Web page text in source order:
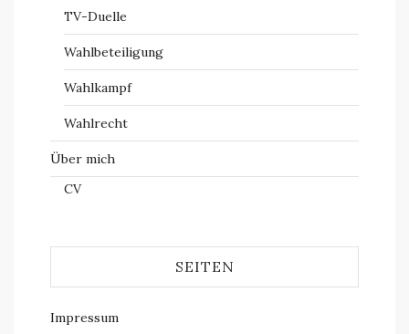
TV-Duelle
Wahlbeteiligung
Wahlkampf
Wahlrecht
Über mich
CV
SEITEN
Impressum